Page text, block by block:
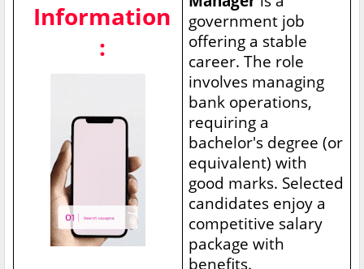
Information
:
government job
offering a stable
career. The role
involves managing
bank operations,
requiring a
bachelor's degree (or
equivalent) with
good marks. Selected
candidates enjoy a
competitive salary
package with
benefits.